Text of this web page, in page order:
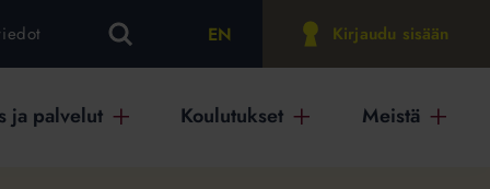
EN Kirjaudu sisään
ja palvelut Koulutukset Meistä